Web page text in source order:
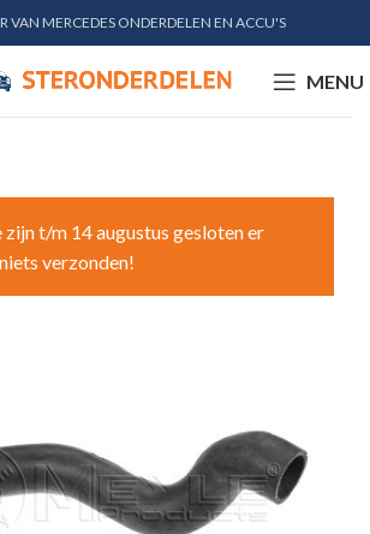
VAN MERCEDES ONDERDELEN EN ACCU'S
MENU
zijn t/m 14 augustus gesloten er
verzonden!